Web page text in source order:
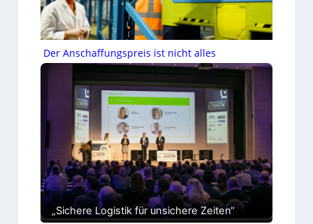
Der Anschaffungspreis ist nicht alles
„Sichere Logistik für unsichere Zeiten“